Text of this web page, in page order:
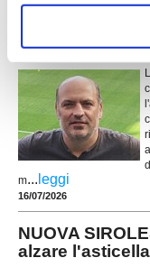
VALLE DEL
ancora
m... leggi
16/07/2026
NUOVA
alzare l'asticella